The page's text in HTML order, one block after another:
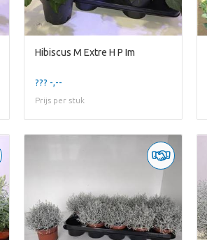
Hibiscus M Extre H P Im
??? -,--
Prijs per stuk